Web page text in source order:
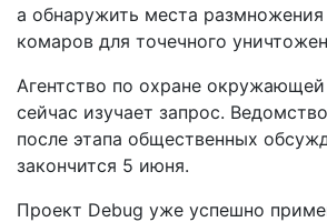
а обнаружить места
комаров для точечного
Агентство по охране
сейчас изучает запрос.
после этапа общественных
закончится 5 июня.
Проект Debug уже успешно